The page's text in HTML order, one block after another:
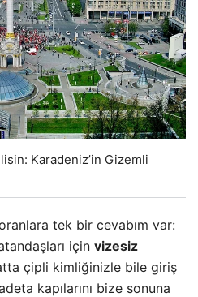
Karadeniz’in Gizemli
tek bir cevabım var:
için vizesiz
çipli kimliğinizle bile giriş
kapılarını bize sonuna